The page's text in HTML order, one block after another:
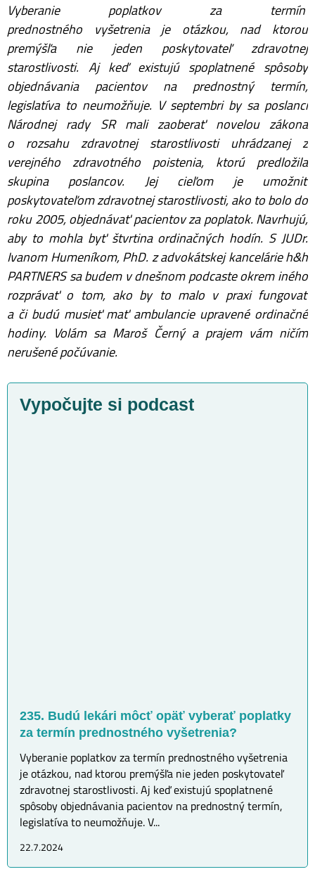
Vyberanie poplatkov za termín
prednostného vyšetrenia je otázkou, nad ktorou
premýšľa nie jeden poskytovateľ zdravotnej
starostlivosti. Aj keď existujú spoplatnené spôsoby
objednávania pacientov na prednostný termín,
legislatíva to neumožňuje. V septembri by sa poslanci
Národnej rady SR mali zaoberať novelou zákona
o rozsahu zdravotnej starostlivosti uhrádzanej z
verejného zdravotného poistenia, ktorú predložila
skupina poslancov. Jej cieľom je umožniť
poskytovateľom zdravotnej starostlivosti, ako to bolo do
roku 2005, objednávať pacientov za poplatok. Navrhujú,
aby to mohla byť štvrtina ordinačných hodín. S JUDr.
Ivanom Humeníkom, PhD. z advokátskej kancelárie h&h
PARTNERS sa budem v dnešnom podcaste okrem iného
rozprávať o tom, ako by to malo v praxi fungovať
a či budú musieť mať ambulancie upravené ordinačné
hodiny. Volám sa Maroš Černý a prajem vám ničím
nerušené počúvanie.
Vypočujte si podcast
235. Budú lekári môcť opäť vyberať poplatky
za termín prednostného vyšetrenia?
Vyberanie poplatkov za termín prednostného vyšetrenia
je otázkou, nad ktorou premýšľa nie jeden poskytovateľ
zdravotnej starostlivosti. Aj keď existujú spoplatnené
spôsoby objednávania pacientov na prednostný termín,
legislatíva to neumožňuje. V...
22.7.2024